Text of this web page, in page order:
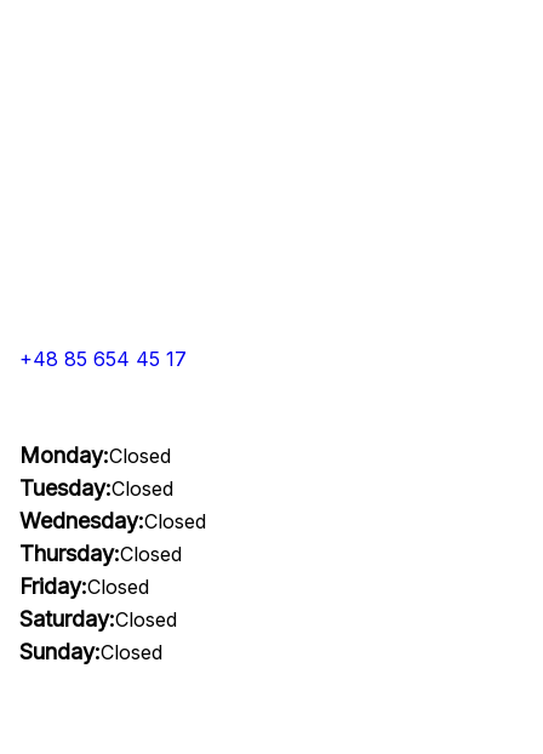
+48 85 654 45 17
Monday:Closed
Tuesday:Closed
Wednesday:Closed
Thursday:Closed
Friday:Closed
Saturday:Closed
Sunday:Closed